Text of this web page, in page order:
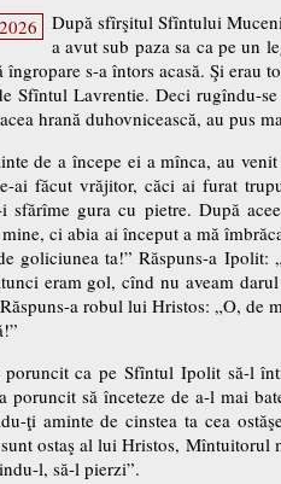
După sfîrşitul Sfîntului
a avut sub paza sa ca pe un
îngropare s-a întors acasă. Şi erau
Sfîntul Lavrentie. Deci rugîndu-
hrană duhovnicească, au pus
de a începe ei a mînca, au
ai făcut vrăjitor, căci ai furat
sfărîme gura cu pietre. După
ci abia ai început a mă
goliciunea ta!” Răspuns-a
eram gol, cînd nu aveam
a robul lui Hristos: „O, de
ca pe Sfîntul Ipolit să-l
poruncit să înceteze de a-l mai
ţi aminte de cinstea ta cea
ostaş al lui Hristos, Mîntuitorul
l, să-l pierzi”.